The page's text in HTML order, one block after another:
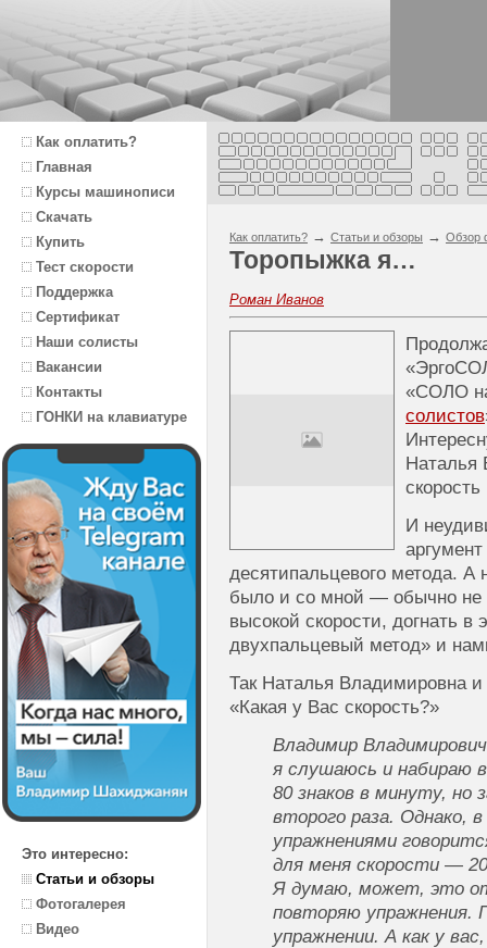
Как оплатить?
Главная
Курсы машинописи
Скачать
Купить
Тест скорости
Поддержка
Сертификат
Наши солисты
Вакансии
Контакты
ГОНКИ на клавиатуре
Это интересно:
Статьи и обзоры
Фотогалерея
Видео
Как оплатить? → Статьи и обзоры → Обзор
Торопыжка я…
Роман Иванов
«СОЛО
солистов
Наталья
И
десятипальцевого метода.
было и со мной — обычно не
высокой скорости, догнать
двухпальцевый метод» и
Так Наталья Владимировна
«Какая у Вас скорость?»
Владимир
я слушаюсь и набираю
80 знаков в минуту, но
второго раза. Однако,
упражнениями
для меня скорости —
Я думаю, может, это
повторяю упражнения.
упражнении. А как у